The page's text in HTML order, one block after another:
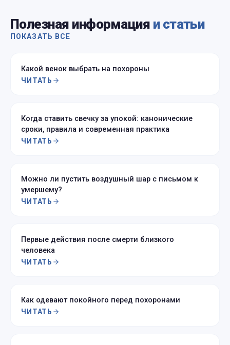
Полезная информация и статьи
ПОКАЗАТЬ ВСЕ
Какой венок выбрать на похороны
ЧИТАТЬ
Когда ставить свечку за упокой: канонические
сроки, правила и современная практика
ЧИТАТЬ
Можно ли пустить воздушный шар с письмом к
умершему?
ЧИТАТЬ
Первые действия после смерти близкого
человека
ЧИТАТЬ
Как одевают покойного перед похоронами
ЧИТАТЬ